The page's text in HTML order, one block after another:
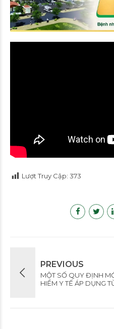
Lượt Truy Cập: 373
PREVIOUS
MỘT SỐ QUY ĐỊNH
HIỂM Y TẾ ÁP DỤNG